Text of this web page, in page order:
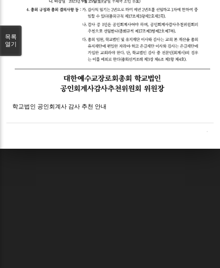
학교법인 공인회계사 감사 추천 안내
목록
열기